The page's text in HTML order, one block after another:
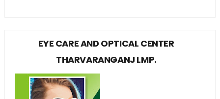
EYE CARE AND OPTICAL CENTER
THARVARANGANJ LMP.